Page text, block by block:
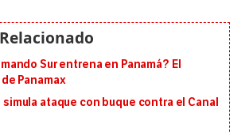
Sur entrena en Panamá? El
Panamax
simula ataque con buque contra el Canal